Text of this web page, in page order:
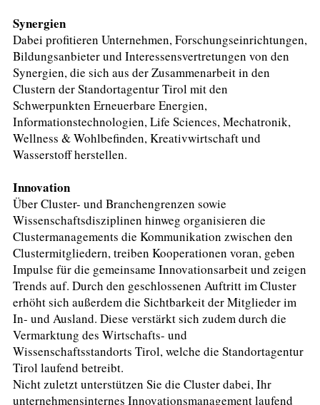
Synergien
Dabei profitieren Unternehmen, Forschungseinrichtungen,
Bildungsanbieter und Interessensvertretungen von den
Synergien, die sich aus der Zusammenarbeit in den
Clustern der Standortagentur Tirol mit den
Schwerpunkten Erneuerbare Energien,
Informationstechnologien, Life Sciences, Mechatronik,
Wellness & Wohlbefinden, Kreativwirtschaft und
Wasserstoff herstellen.
Innovation
Über Cluster- und Branchengrenzen sowie
Wissenschaftsdisziplinen hinweg organisieren die
Clustermanagements die Kommunikation zwischen den
Clustermitgliedern, treiben Kooperationen voran, geben
Impulse für die gemeinsame Innovationsarbeit und zeigen
Trends auf. Durch den geschlossenen Auftritt im Cluster
erhöht sich außerdem die Sichtbarkeit der Mitglieder im
In- und Ausland. Diese verstärkt sich zudem durch die
Vermarktung des Wirtschafts- und
Wissenschaftsstandorts Tirol, welche die Standortagentur
Tirol laufend betreibt.
Nicht zuletzt unterstützen Sie die Cluster dabei, Ihr
unternehmensinternes Innovationsmanagement laufend